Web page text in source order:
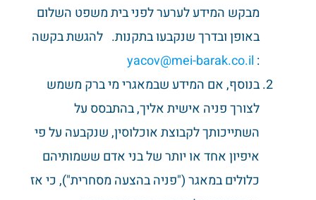
מבקש המידע לערער לפני בית משפט השלום
באופן ובדרך שנקבעו בתקנות. להגשת בקשה
:
yacov@mei-barak.co.il
בנוסף, אם המידע שבמאגרי מי ברק משמש
לצורך פניה אישית אליך, בהתבסס על
השתייכותך לקבוצת אוכלוסין, שנקבעה על פי
איפיון אחד או יותר של בני אדם ששמותיהם
כלולים במאגר ("פניה בהצעה מסחרית"), כי אז